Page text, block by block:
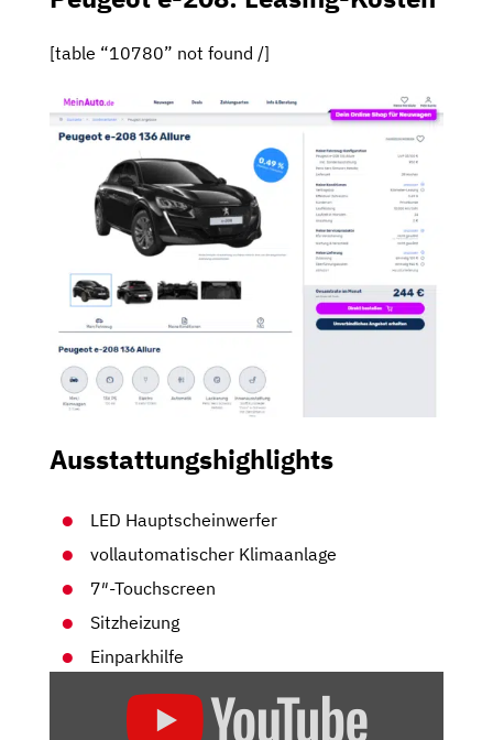
[table “10780” not found /]
Ausstattungshighlights
LED Hauptscheinwerfer
vollautomatischer Klimaanlage
7″-Touchscreen
Sitzheizung
Einparkhilfe